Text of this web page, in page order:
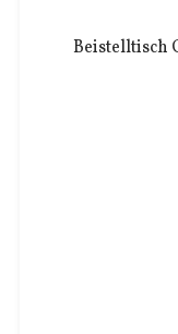
Beistelltisch